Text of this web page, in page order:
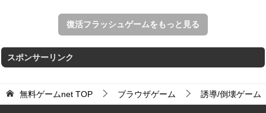
復活フラッシュゲームをもっと見る
スポンサーリンク
無料ゲームnet TOP ブラウザゲーム 誘導/倒壊ゲーム